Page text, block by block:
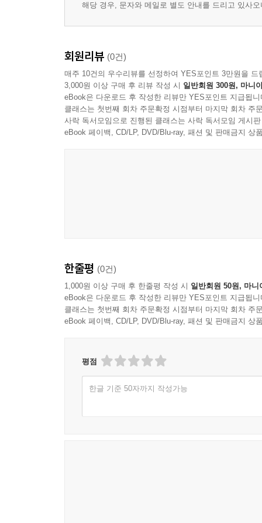
해당 경우, 문자와 메일로 별도 안내를 드리고 있사
회원리뷰 (0건)
매주 10건의 우수리뷰를 선정하여 YES포인트 3만원을 드
3,000원 이상 구매 후 리뷰 작성 시 일반회원 300원, 마니
eBook은 다운로드 후 작성한 리뷰만 YES포인트 지급됩니
클래스는 첫번째 회차 주문확정 시점부터 마지막 회차 주
사락 독서모임으로 진행된 클래스는 사락 독서모임 게시
eBook 페이백, CD/LP, DVD/Blu-ray, 패션 및 판매금지 상
한줄평 (0건)
1,000원 이상 구매 후 한줄평 작성 시 일반회원 50원, 마니
eBook은 다운로드 후 작성한 리뷰만 YES포인트 지급됩니
클래스는 첫번째 회차 주문확정 시점부터 마지막 회차 주
eBook 페이백, CD/LP, DVD/Blu-ray, 패션 및 판매금지 상
평점
한글 기준 50자까지 작성가능